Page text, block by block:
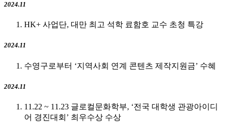
2024.11
HK+ 사업단, 대만 최고 석학 료함호 교수 초청 특강
2024.11
수영구로부터 ‘지역사회 연계 콘텐츠 제작지원금’ 수혜
2024.11
11.22 ~ 11.23 글로컬문화학부, ‘전국 대학생 관광아이디
어 경진대회’ 최우수상 수상